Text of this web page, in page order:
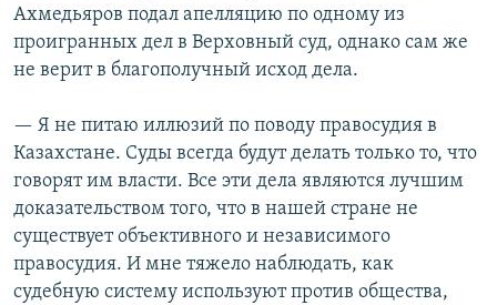
Ахмедьяров подал апелляцию по одному из
проигранных дел в Верховный суд, однако сам же
не верит в благополучный исход дела.
— Я не питаю иллюзий по поводу правосудия в
Казахстане. Суды всегда будут делать только то, что
говорят им власти. Все эти дела являются лучшим
доказательством того, что в нашей стране не
существует объективного и независимого
правосудия. И мне тяжело наблюдать, как
судебную систему используют против общества,